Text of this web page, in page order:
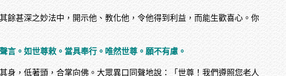
餘甚深之妙法中，開示他、教化他，令他得到利益，而能生歡喜心。你
言。如世尊敕。當具奉行。唯然世尊。願不有慮。
，低著頭，合掌向佛。大眾異口同聲地說：「世尊！我們遵照您老人